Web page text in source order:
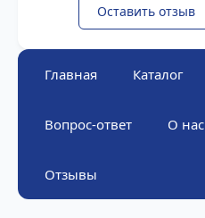
Оставить отзыв
Главная Каталог
Вопрос-ответ О нас
Отзывы